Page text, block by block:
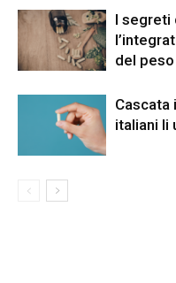
I segreti
del peso
Cascata
italiani li